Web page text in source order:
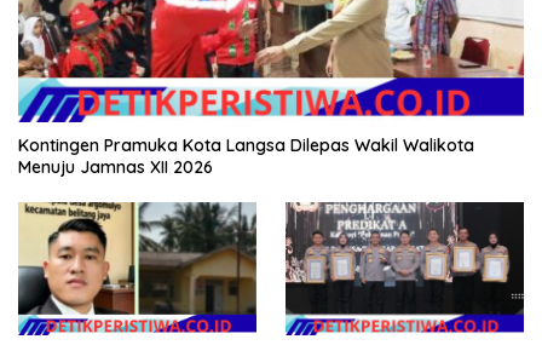
Kontingen Pramuka Kota Langsa Dilepas Wakil Walikota
Menuju Jamnas XII 2026